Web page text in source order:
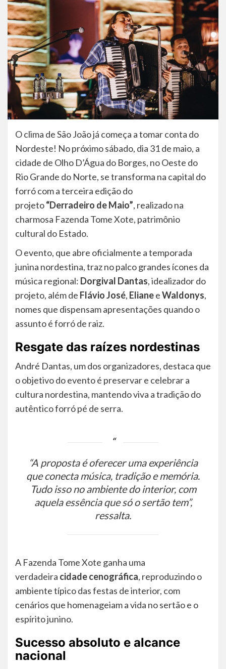
O clima de São João já começa a tomar conta do
Nordeste! No próximo sábado, dia 31 de maio, a
cidade de Olho D’Água do Borges, no Oeste do
Rio Grande do Norte, se transforma na capital do
forró com a terceira edição do
projeto“Derradeiro de Maio”, realizado na
charmosa Fazenda Tome Xote, patrimônio
cultural do Estado.
O evento, que abre oficialmente a temporada
junina nordestina, traz no palco grandes ícones da
música regional: Dorgival Dantas, idealizador do
projeto, além de Flávio José, ElianeeWaldonys,
nomes que dispensam apresentações quando o
assunto é forró de raiz.
Resgate das raízes nordestinas
André Dantas, um dos organizadores, destaca que
o objetivo do evento é preservar e celebrar a
cultura nordestina, mantendo viva a tradição do
autêntico forró pé de serra.
“A proposta é oferecer uma experiência
que conecta música, tradição e memória.
Tudo isso no ambiente do interior, com
aquela essência que só o sertão tem”,
ressalta.
A Fazenda Tome Xote ganha uma
verdadeira cidade cenográfica, reproduzindo o
ambiente típico das festas de interior, com
cenários que homenageiam a vida no sertão e o
espírito junino.
Sucesso absoluto e alcance
nacional